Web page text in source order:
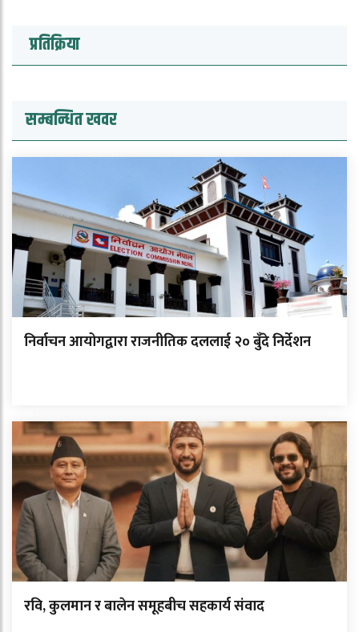
प्रतिक्रिया
सम्बन्धित खवर
निर्वाचन आयोगद्वारा राजनीतिक दललाई २० बुँदे निर्देशन
रवि, कुलमान र बालेन समूहबीच सहकार्य संवाद